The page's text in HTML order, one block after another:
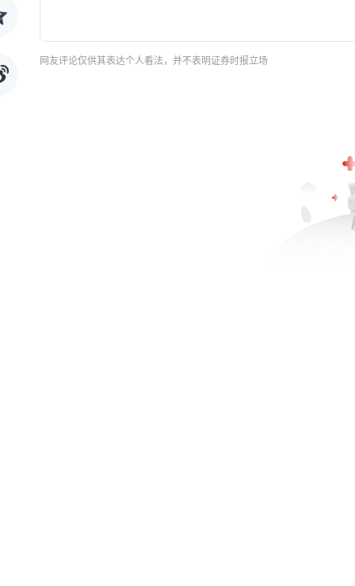
网友评论仅供其表达个人看法，并不表明证券时报立场